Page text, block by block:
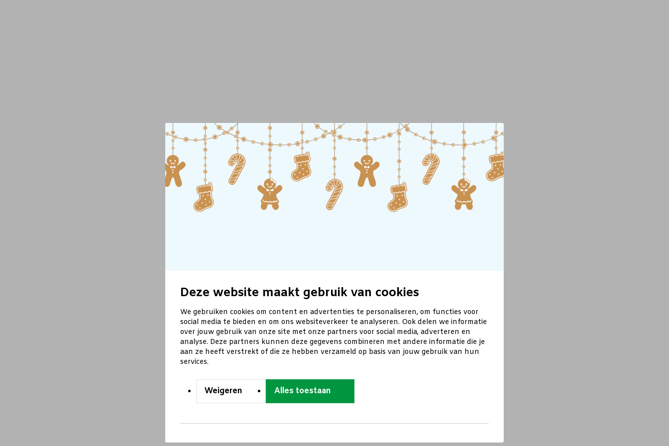
Deze website maakt gebruik van cookies
We gebruiken cookies om content en advertenties te personaliseren, om functies voor
social media te bieden en om ons websiteverkeer te analyseren. Ook delen we informatie
over jouw gebruik van onze site met onze partners voor social media, adverteren en
analyse. Deze partners kunnen deze gegevens combineren met andere informatie die je
aan ze heeft verstrekt of die ze hebben verzameld op basis van jouw gebruik van hun
services.
Weigeren Alles toestaan